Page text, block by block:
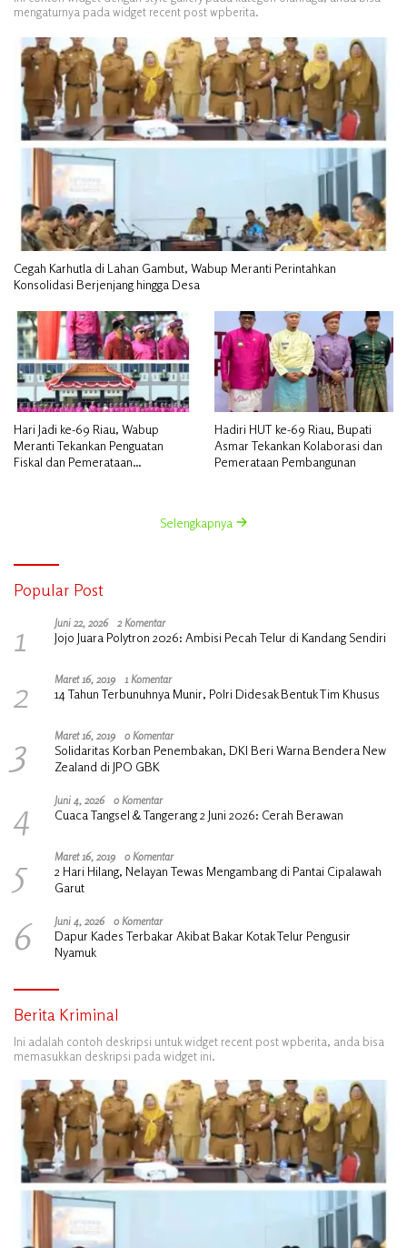
mengaturnya pada widget recent post wpberita.
Cegah Karhutla di Lahan Gambut, Wabup Meranti Perintahkan
Konsolidasi Berjenjang hingga Desa
Hari Jadi ke-69 Riau, Wabup
Meranti Tekankan Penguatan
Fiskal dan Pemerataan
Hadiri HUT ke-69 Riau, Bupati
Asmar Tekankan Kolaborasi dan
Pemerataan Pembangunan
Selengkapnya
Popular Post
1 Juni 22, 2026 2 Komentar
Jojo Juara Polytron 2026: Ambisi Pecah Telur di Kandang Sendiri
2 Maret 16, 2019 1 Komentar
14 Tahun Terbunuhnya Munir, Polri Didesak Bentuk Tim Khusus
3 Maret 16, 2019 0 Komentar
Solidaritas Korban Penembakan, DKI Beri Warna Bendera New
Zealand di JPO GBK
4 Juni 4, 2026 0 Komentar
Cuaca Tangsel & Tangerang 2 Juni 2026: Cerah Berawan
5 Maret 16, 2019 0 Komentar
2 Hari Hilang, Nelayan Tewas Mengambang di Pantai Cipalawah
Garut
6 Juni 4, 2026 0 Komentar
Dapur Kades Terbakar Akibat Bakar Kotak Telur Pengusir
Nyamuk
Berita Kriminal
Ini adalah contoh deskripsi untuk widget recent post wpberita, anda bisa
memasukkan deskripsi pada widget ini.